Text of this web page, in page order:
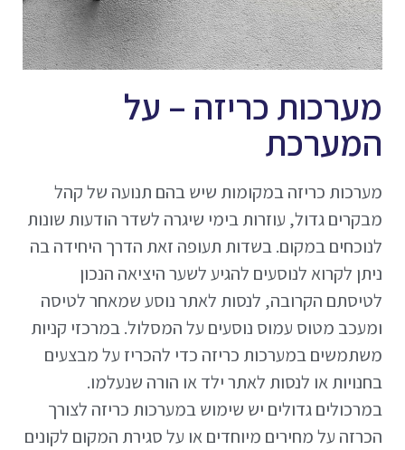
מערכות כריזה – על
המערכת
מערכות כריזה במקומות שיש בהם תנועה של קהל
מבקרים גדול, עוזרות בימי שיגרה לשדר הודעות שונות
לנוכחים במקום. בשדות תעופה זאת הדרך היחידה בה
ניתן לקרוא לנוסעים להגיע לשער היציאה הנכון
לטיסתם הקרובה, לנסות לאתר נוסע שמאחר לטיסה
ומעכב מטוס עמוס נוסעים על המסלול. במרכזי קניות
משתמשים במערכות כריזה כדי להכריז על מבצעים
בחנויות או לנסות לאתר ילד או הורה שנעלמו.
במרכולים גדולים יש שימוש במערכות כריזה לצורך
הכרזה על מחירים מיוחדים או על סגירת המקום לקונים